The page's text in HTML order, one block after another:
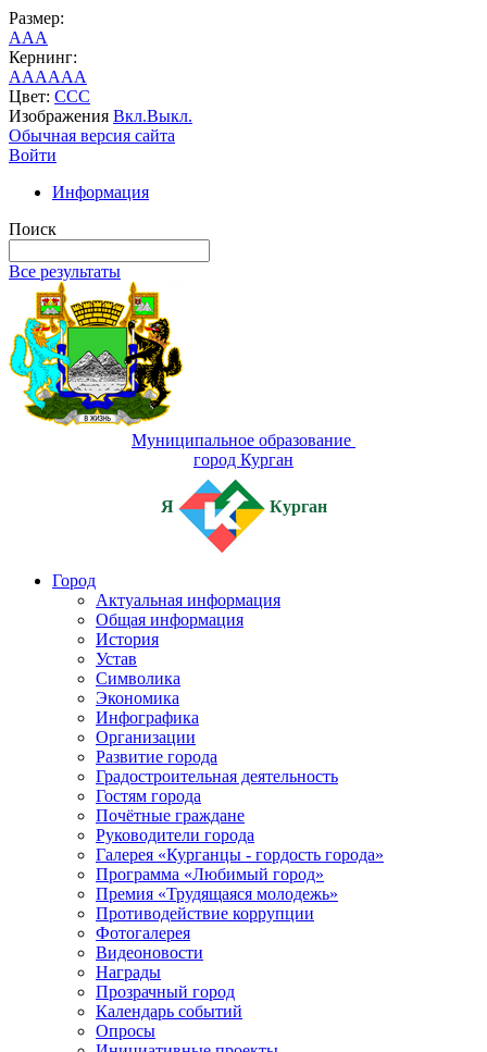
Размер:
AAA
Кернинг:
AAAAAA
Цвет: CCC
Изображения Вкл.Выкл.
Обычная версия сайта
Войти
Информация
Поиск
Все результаты
Муниципальное образование
город Курган
Я Курган
Город
Актуальная информация
Общая информация
История
Устав
Символика
Экономика
Инфографика
Организации
Развитие города
Градостроительная деятельность
Гостям города
Почётные граждане
Руководители города
Галерея «Курганцы - гордость города»
Программа «Любимый город»
Премия «Трудящаяся молодежь»
Противодействие коррупции
Фотогалерея
Видеоновости
Награды
Прозрачный город
Календарь событий
Опросы